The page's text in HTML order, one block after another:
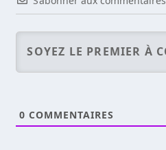
0 COMMENTAIRES